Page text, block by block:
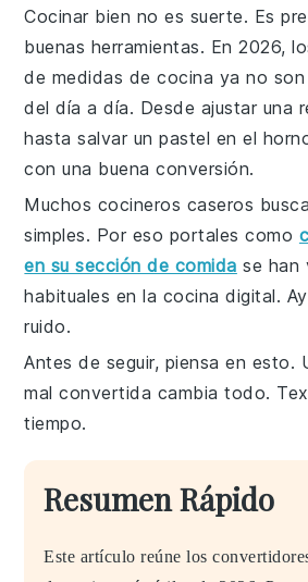
Cocinar bien no es suerte. Es
buenas herramientas. En 2026,
de medidas de cocina ya no
del día a día. Desde ajustar una
hasta salvar un pastel en el
con una buena conversión.
Muchos cocineros caseros
simples. Por eso portales como
en su sección de comida se han
habituales en la cocina digital.
ruido.
Antes de seguir, piensa en esto.
mal convertida cambia todo.
tiempo.
Resumen Rápido
Este artículo reúne los